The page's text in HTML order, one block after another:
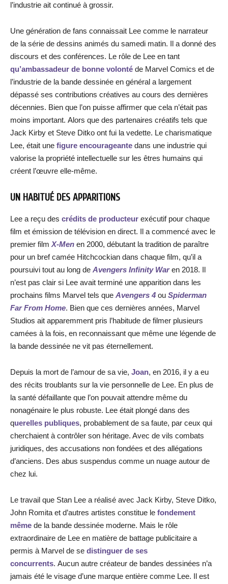
l’industrie ait continué à grossir.
Une génération de fans connaissait Lee comme le narrateur
de la série de dessins animés du samedi matin. Il a donné des
discours et des conférences. Le rôle de Lee en tant
qu’ambassadeur de bonne volonté de Marvel Comics et de
l’industrie de la bande dessinée en général a largement
dépassé ses contributions créatives au cours des dernières
décennies. Bien que l’on puisse affirmer que cela n’était pas
moins important. Alors que des partenaires créatifs tels que
Jack Kirby et Steve Ditko ont fui la vedette. Le charismatique
Lee, était une figure encourageante dans une industrie qui
valorise la propriété intellectuelle sur les êtres humains qui
créent l’œuvre elle-même.
UN HABITUÉ DES APPARITIONS
Lee a reçu des crédits de producteur exécutif pour chaque
film et émission de télévision en direct. Il a commencé avec le
premier film X-Men en 2000, débutant la tradition de paraître
pour un bref camée Hitchcockian dans chaque film, qu’il a
poursuivi tout au long de Avengers Infinity Waren 2018. Il
n’est pas clair si Lee avait terminé une apparition dans les
prochains films Marvel tels que Avengers 4 ou Spiderman
Far From Home. Bien que ces dernières années, Marvel
Studios ait apparemment pris l’habitude de filmer plusieurs
camées à la fois, en reconnaissant que même une légende de
la bande dessinée ne vit pas éternellement.
Depuis la mort de l’amour de sa vie, Joan, en 2016, il y a eu
des récits troublants sur la vie personnelle de Lee. En plus de
la santé défaillante que l’on pouvait attendre même du
nonagénaire le plus robuste. Lee était plongé dans des
querelles publiques, probablement de sa faute, par ceux qui
cherchaient à contrôler son héritage. Avec de vils combats
juridiques, des accusations non fondées et des allégations
d’anciens. Des abus suspendus comme un nuage autour de
chez lui.
Le travail que Stan Lee a réalisé avec Jack Kirby, Steve Ditko,
John Romita et d’autres artistes constitue le fondement
même de la bande dessinée moderne. Mais le rôle
extraordinaire de Lee en matière de battage publicitaire a
permis à Marvel de se distinguer de ses
concurrents. Aucun autre créateur de bandes dessinées n’a
jamais été le visage d’une marque entière comme Lee. Il est